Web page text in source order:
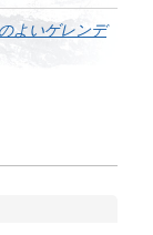
よいゲレンデ